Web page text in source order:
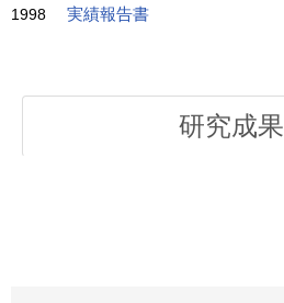
1998 実績報告書
研究成果